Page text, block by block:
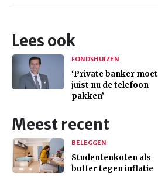
Lees ook
FONDSHUIZEN
‘Private banker moet
juist nu de telefoon
pakken’
Meest recent
BELEGGEN
Studentenkoten als
buffer tegen inflatie